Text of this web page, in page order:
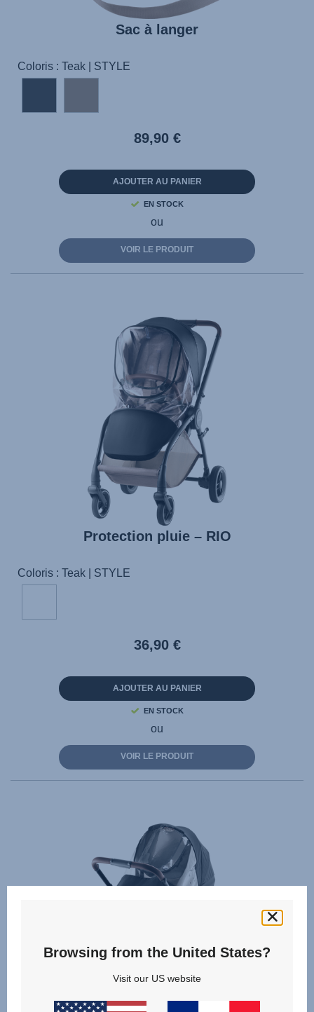
Sac à langer
Coloris : Teak | STYLE
89,90 €
AJOUTER AU PANIER
EN STOCK
ou
VOIR LE PRODUIT
Protection pluie – RIO
Coloris : Teak | STYLE
36,90 €
AJOUTER AU PANIER
EN STOCK
ou
VOIR LE PRODUIT
Browsing from the United States?
Visit our US website